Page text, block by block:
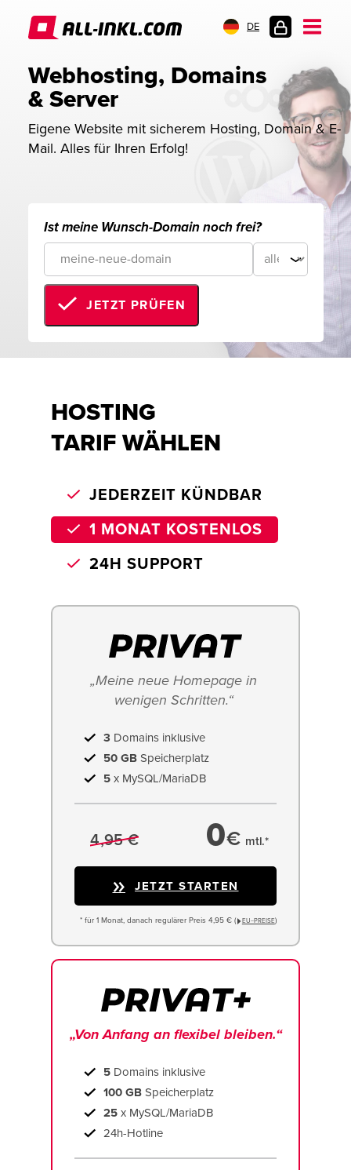
DE
Webhosting, Domains
& Server
Eigene Website mit sicherem Hosting, Domain & E-
Mail. Alles für Ihren Erfolg!
Ist meine Wunsch-Domain noch frei?
JETZT PRÜFEN
HOSTING
TARIF WÄHLEN
JEDERZEIT KÜNDBAR
1 MONAT KOSTENLOS
24H SUPPORT
„Meine neue Homepage in
wenigen Schritten.“
3 Domains inklusive
50 GB Speicherplatz
5 x MySQL/MariaDB
4,95 € 0€ mtl.*
JETZT STARTEN
* für 1 Monat, danach regulärer Preis 4,95 € ( EU−PREISE)
„Von Anfang an flexibel bleiben.“
5 Domains inklusive
100 GB Speicherplatz
25 x MySQL/MariaDB
24h-Hotline